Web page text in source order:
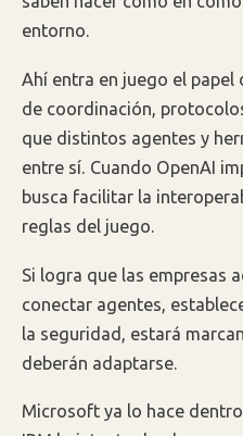
entorno.
Ahí entra en juego el
de coordinación,
que distintos agentes y
entre sí. Cuando OpenAI
busca facilitar la
reglas del juego.
Si logra que las empresas
conectar agentes,
la seguridad, estará
deberán adaptarse.
Microsoft ya lo hace